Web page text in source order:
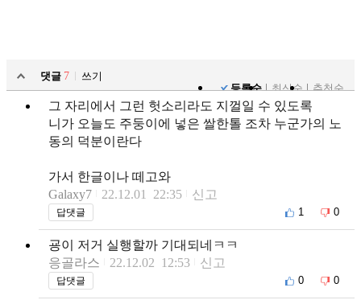
댓글 7
쓰기
등록순
최신순 추천순
그 자리에서 그런 헛소리라도 지껄일 수 있도록
니가 오늘도 주둥이에 넣은 쌀한톨 조차 누군가의 노
동의 덕분이란다
가서 한글이나 떼고와
Galaxy7
22.12.01 22:35 신고
답댓글 1 0
굥이 저거 실행할까 기대되네ㅋㅋ
응골라스
22.12.02 12:53 신고
답댓글 0 0